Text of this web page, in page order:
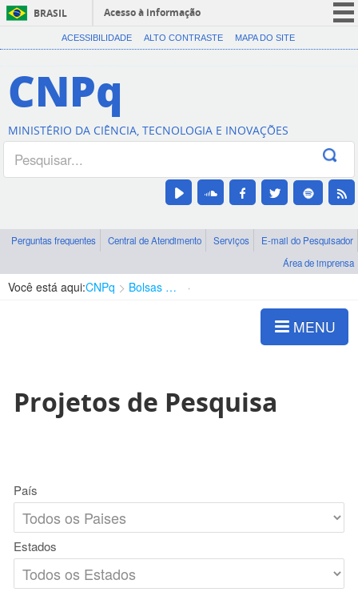
BRASIL
Acesso à informação
CORONAVÍRUS (COVID-19)
Canais
ACESSIBILIDADE ALTO CONTRASTE MAPA DO SITE
CNPq
MINISTÉRIO DA CIÊNCIA, TECNOLOGIA E INOVAÇÕES
Perguntas frequentes Central de Atendimento Serviços
E-mail do Pesquisador
Área de imprensa
Você está aqui:CNPq Bolsas e Auxílios Vigentes
MENU
Projetos de Pesquisa
País
Estados